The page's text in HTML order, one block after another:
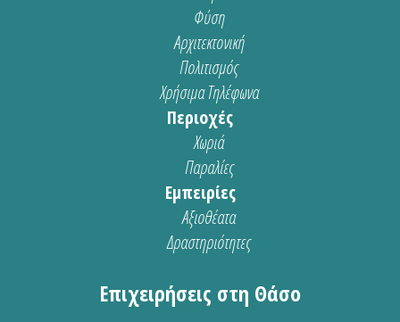
Φύση
Αρχιτεκτονική
Πολιτισμός
Χρήσιμα Τηλέφωνα
Περιοχές
Χωριά
Παραλίες
Εμπειρίες
Αξιοθέατα
Δραστηριότητες
Επιχειρήσεις στη Θάσο